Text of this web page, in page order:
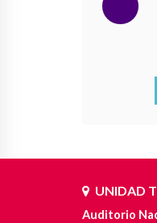
UNIDAD
Auditorio